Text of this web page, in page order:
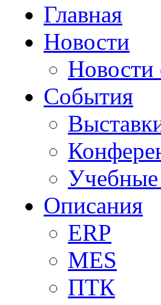
Главная
Новости
Новости
События
Описания
ERP
MES
ПТК